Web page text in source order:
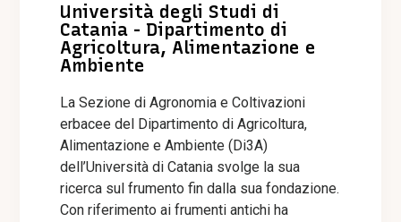
Università degli Studi di
Catania - Dipartimento di
Agricoltura, Alimentazione e
Ambiente
La Sezione di Agronomia e Coltivazioni
erbacee del Dipartimento di Agricoltura,
Alimentazione e Ambiente (Di3A)
dell’Università di Catania svolge la sua
ricerca sul frumento fin dalla sua fondazione.
Con riferimento ai frumenti antichi ha